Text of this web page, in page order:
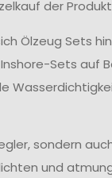
der
Ölzeug Sets
Sets auf
sondern
und